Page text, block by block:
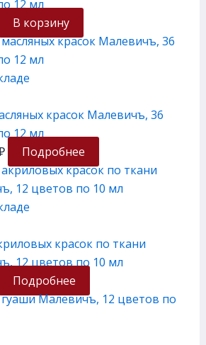
12 мл
В корзину
красок Малевичъ, 36
12 мл
Подробнее
красок по ткани
12 цветов по 10 мл
Подробнее